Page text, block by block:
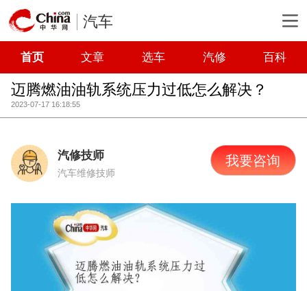
汽车
首页 文章 选车 汽修 百科
迈腾燃油油轨系统压力过低怎么解决？
2023-07-17 16:18:55
汽修技师
汽车维修技师
我要咨询